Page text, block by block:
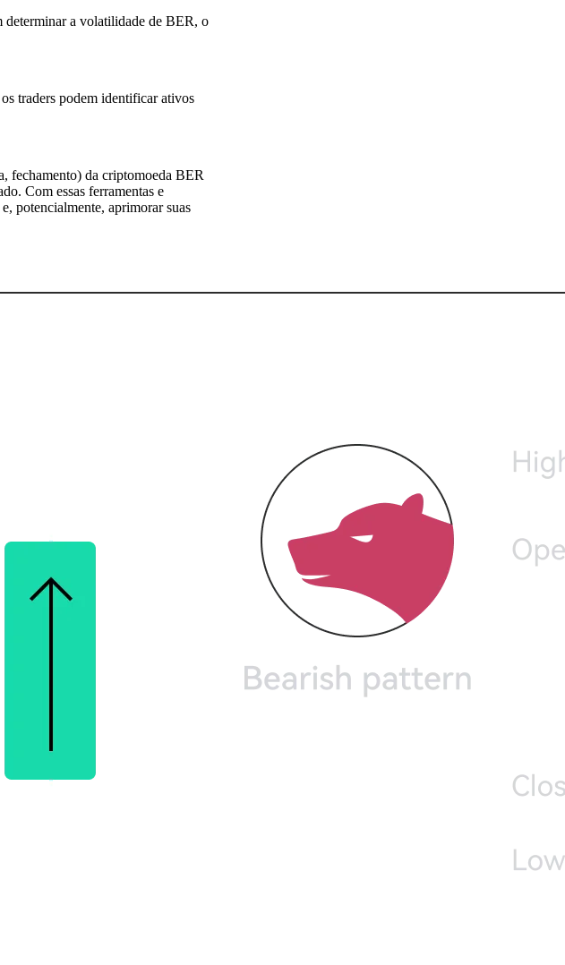
determinar a volatilidade de BER, o
traders podem identificar ativos
fechamento) da criptomoeda BER
Com essas ferramentas e
potencialmente, aprimorar suas